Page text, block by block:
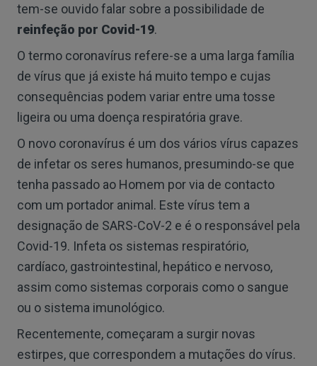
tem-se ouvido falar sobre a possibilidade de
reinfeção por Covid-19.
O termo coronavírus refere-se a uma larga família
de vírus que já existe há muito tempo e cujas
consequências podem variar entre uma tosse
ligeira ou uma doença respiratória grave.
O novo coronavírus é um dos vários vírus capazes
de infetar os seres humanos, presumindo-se que
tenha passado ao Homem por via de contacto
com um portador animal. Este vírus tem a
designação de SARS-CoV-2 e é o responsável pela
Covid-19. Infeta os sistemas respiratório,
cardíaco, gastrointestinal, hepático e nervoso,
assim como sistemas corporais como o sangue
ou o sistema imunológico.
Recentemente, começaram a surgir novas
estirpes, que correspondem a mutações do vírus.